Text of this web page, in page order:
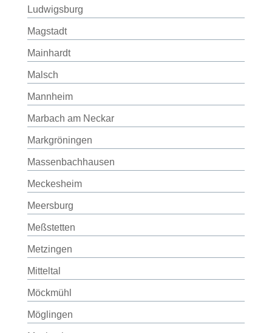
Ludwigsburg
Magstadt
Mainhardt
Malsch
Mannheim
Marbach am Neckar
Markgröningen
Massenbachhausen
Meckesheim
Meersburg
Meßstetten
Metzingen
Mitteltal
Möckmühl
Möglingen